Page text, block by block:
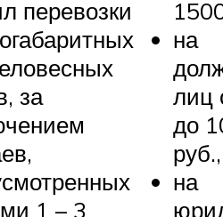
перевозки
за
1 – 3
на
лиц
до
руб.,
на